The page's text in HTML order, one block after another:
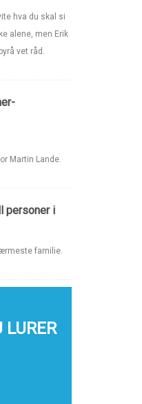
hva du skal si
alene, men Erik
vet råd.
Martin Lande.
personer i
familie.
LURER